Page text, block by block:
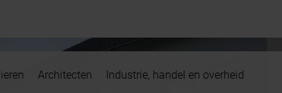
Architecten Industrie, handel en overheid